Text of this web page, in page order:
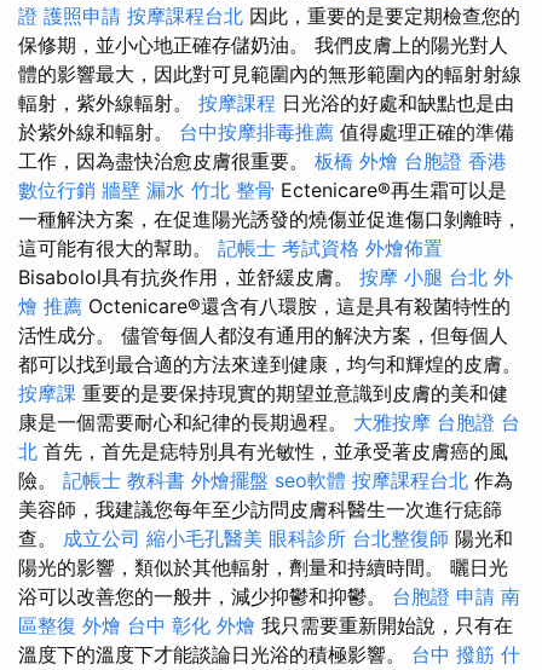
證 護照申請 按摩課程台北 因此，重要的是要定期檢查您的
保修期，並小心地正確存儲奶油。 我們皮膚上的陽光對人
體的影響最大，因此對可見範圍內的無形範圍內的輻射射線
輻射，紫外線輻射。 按摩課程 日光浴的好處和缺點也是由
於紫外線和輻射。 台中按摩排毒推薦 值得處理正確的準備
工作，因為盡快治愈皮膚很重要。 板橋 外燴 台胞證 香港
數位行銷 牆壁 漏水 竹北 整骨 Ectenicare®再生霜可以是
一種解決方案，在促進陽光誘發的燒傷並促進傷口剝離時，
這可能有很大的幫助。 記帳士 考試資格 外燴佈置
Bisabolol具有抗炎作用，並舒緩皮膚。 按摩 小腿 台北 外
燴 推薦 Octenicare®還含有八環胺，這是具有殺菌特性的
活性成分。 儘管每個人都沒有通用的解決方案，但每個人
都可以找到最合適的方法來達到健康，均勻和輝煌的皮膚。
按摩課 重要的是要保持現實的期望並意識到皮膚的美和健
康是一個需要耐心和紀律的長期過程。 大雅按摩 台胞證 台
北 首先，首先是痣特別具有光敏性，並承受著皮膚癌的風
險。 記帳士 教科書 外燴擺盤 seo軟體 按摩課程台北 作為
美容師，我建議您每年至少訪問皮膚科醫生一次進行痣篩
查。 成立公司 縮小毛孔醫美 眼科診所 台北整復師 陽光和
陽光的影響，類似於其他輻射，劑量和持續時間。 曬日光
浴可以改善您的一般井，減少抑鬱和抑鬱。 台胞證 申請 南
區整復 外燴 台中 彰化 外燴 我只需要重新開始說，只有在
溫度下的溫度下才能談論日光浴的積極影響。 台中 撥筋 什